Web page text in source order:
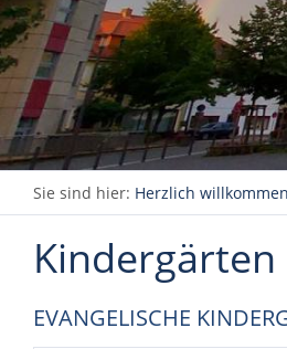
Sie sind hier: Herzlich
Kindergärten
EVANGELISCHE